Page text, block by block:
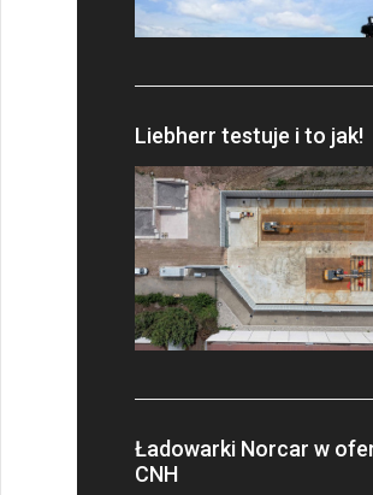
Liebherr testuje i to jak!
Ładowarki Norcar w
CNH